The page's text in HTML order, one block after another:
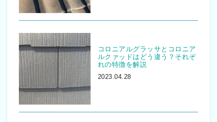
コロニアルグラッサとコロニア
ルクァッドはどう違う？それぞ
れの特徴を解説
2023.04.28